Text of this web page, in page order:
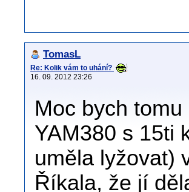
TomasL
Re: Kolik vám to uhání?
16. 09. 2012 23:26
Moc bych
YAM380 s 15ti
uměla lyžovat)
Říkala, že jí